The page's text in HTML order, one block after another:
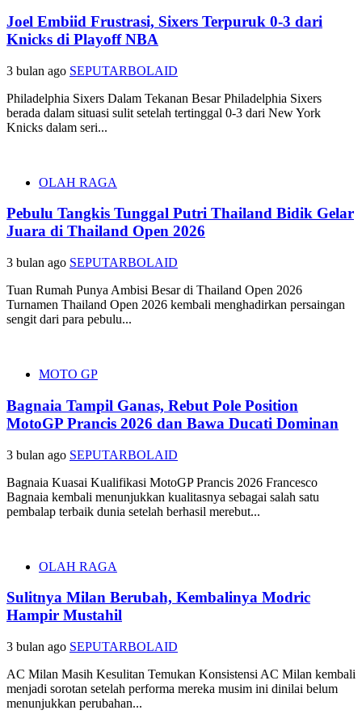
Joel Embiid Frustrasi, Sixers Terpuruk 0-3 dari
Knicks di Playoff NBA
3 bulan ago SEPUTARBOLAID
Philadelphia Sixers Dalam Tekanan Besar Philadelphia Sixers
berada dalam situasi sulit setelah tertinggal 0-3 dari New York
Knicks dalam seri...
OLAH RAGA
Pebulu Tangkis Tunggal Putri Thailand Bidik Gelar
Juara di Thailand Open 2026
3 bulan ago SEPUTARBOLAID
Tuan Rumah Punya Ambisi Besar di Thailand Open 2026
Turnamen Thailand Open 2026 kembali menghadirkan persaingan
sengit dari para pebulu...
MOTO GP
Bagnaia Tampil Ganas, Rebut Pole Position
MotoGP Prancis 2026 dan Bawa Ducati Dominan
3 bulan ago SEPUTARBOLAID
Bagnaia Kuasai Kualifikasi MotoGP Prancis 2026 Francesco
Bagnaia kembali menunjukkan kualitasnya sebagai salah satu
pembalap terbaik dunia setelah berhasil merebut...
OLAH RAGA
Sulitnya Milan Berubah, Kembalinya Modric
Hampir Mustahil
3 bulan ago SEPUTARBOLAID
AC Milan Masih Kesulitan Temukan Konsistensi AC Milan kembali
menjadi sorotan setelah performa mereka musim ini dinilai belum
menunjukkan perubahan...